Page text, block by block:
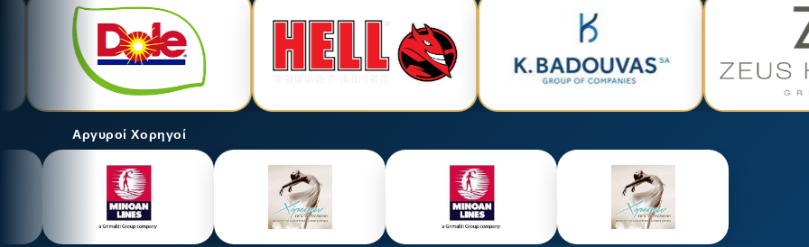
Αργυροί Χορηγοί